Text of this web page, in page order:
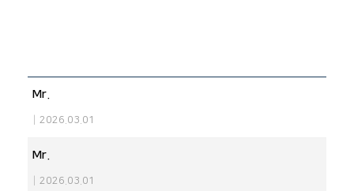
Mr.
2026.03.01
Mr.
2026.03.01